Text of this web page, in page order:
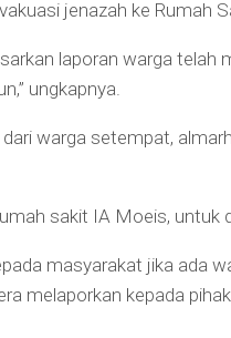
jenazah ke Rumah
laporan warga
ungkapnya.
warga setempat,
sakit IA Moeis, untuk
masyarakat jika ada
melaporkan kepada